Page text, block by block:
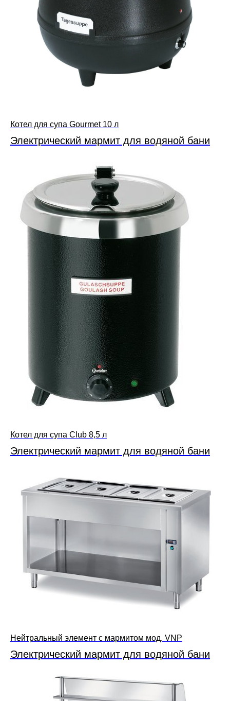
Котел для супа Gourmet 10 л
Электрический мармит для водяной бани
Котел для супа Club 8,5 л
Электрический мармит для водяной бани
Нейтральный элемент с мармитом мод. VNP
Электрический мармит для водяной бани